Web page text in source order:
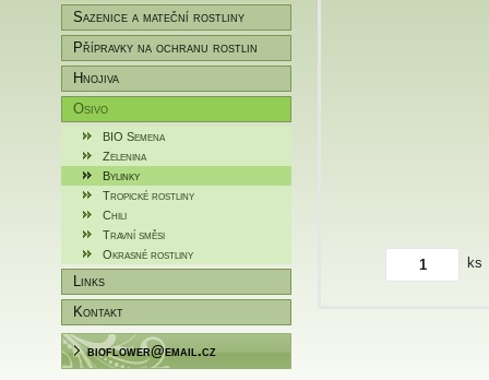
Sazenice a mateční rostliny
Přípravky na ochranu rostlin
Hnojiva
Osivo
BIO Semena
Zelenina
Bylinky
Tropické rostliny
Chili
Travní směsi
Okrasné rostliny
Links
Kontakt
bioflower@email.cz
ks